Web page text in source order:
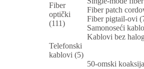
Fiber
optički
(111)
Fiber patch
Fiber pigtail-ovi
Samonoseći
Kablovi bez
Telefonski
kablovi (5)
50-omski